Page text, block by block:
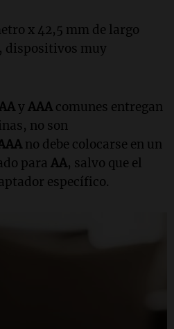
x 42,5 mm de largo
dispositivos muy
yAAA comunes entregan
no son
no debe colocarse en un
para AA, salvo que el
específico.